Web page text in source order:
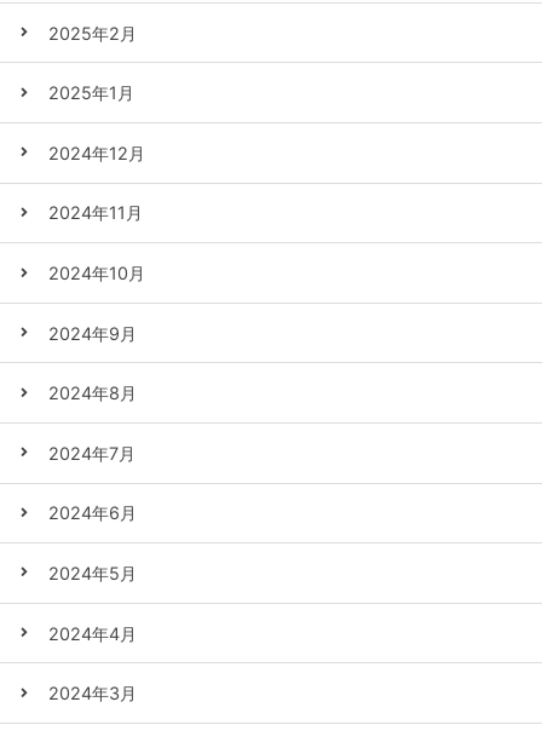
2025年2月
2025年1月
2024年12月
2024年11月
2024年10月
2024年9月
2024年8月
2024年7月
2024年6月
2024年5月
2024年4月
2024年3月